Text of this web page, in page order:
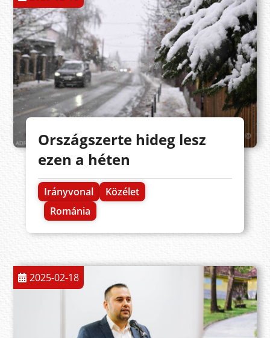
Országszerte hideg lesz
ezen a héten
Irányvonal
Közélet
Románia
2025-02-18